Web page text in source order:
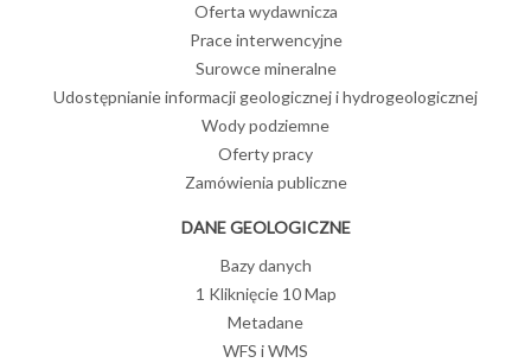
Oferta wydawnicza
Prace interwencyjne
Surowce mineralne
Udostępnianie informacji geologicznej i hydrogeologicznej
Wody podziemne
Oferty pracy
Zamówienia publiczne
DANE GEOLOGICZNE
Bazy danych
1 Kliknięcie 10 Map
Metadane
WFS i WMS